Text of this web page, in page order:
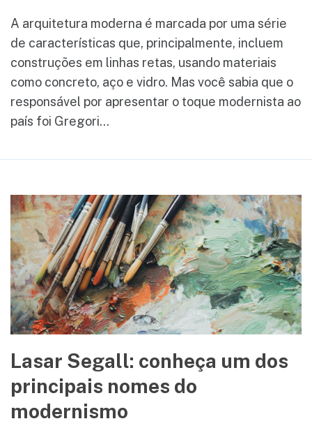
A arquitetura moderna é marcada por uma série
de características que, principalmente, incluem
construções em linhas retas, usando materiais
como concreto, aço e vidro. Mas você sabia que o
responsável por apresentar o toque modernista ao
país foi Gregori...
Lasar Segall: conheça um dos
principais nomes do
modernismo